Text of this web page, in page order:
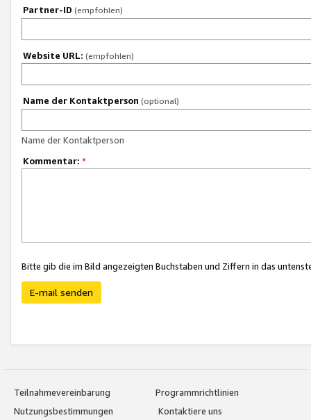
Partner-ID (empfohlen)
Website URL: (empfohlen)
Name der Kontaktperson (optional)
Name der Kontaktperson
Kommentar: *
Bitte gib die im Bild angezeigten Buchstaben und Ziffern in das
E-mail senden
Teilnahmevereinbarung
Programmrichtlinien
Nutzungsbestimmungen
Kontaktiere uns